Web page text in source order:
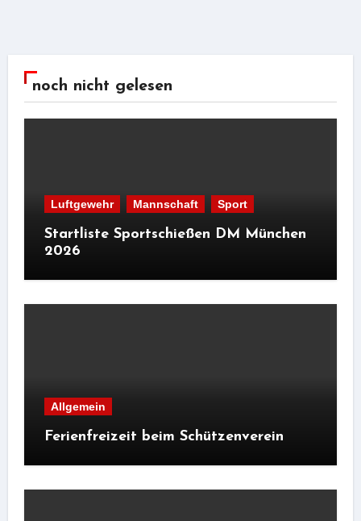
noch nicht gelesen
Luftgewehr Mannschaft Sport
Startliste Sportschießen DM München
2026
Allgemein
Ferienfreizeit beim Schützenverein